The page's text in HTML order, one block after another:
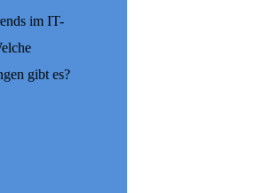
im IT-
gibt es?